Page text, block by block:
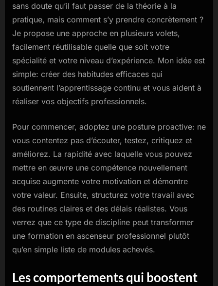
sans doute qu’il faut passer de la théorie à la
pratique, mais comment s’y prendre concrètement ?
Je propose une approche en plusieurs volets,
facilement réutilisable quelle que soit votre
spécialité et votre niveau d’expérience. Mon idée est
simple: créer des habitudes efficaces qui
soutiennent l’apprentissage continu et vous aident à
réaliser vos objectifs professionnels.
Pour commencer, adoptez une posture proactive: ne
vous contentez pas d’écouter, testez, critiquez et
améliorez. La rapidité avec laquelle vous pouvez
mettre en œuvre une compétence nouvellement
acquise augmente votre motivation et démontre
votre valeur. Ensuite, structurez votre travail avec
des routines claires et des délais réalistes. Vous
verrez que ce type de discipline peut transformer
une formation en ascenseur professionnel plutôt
qu’en simple liste de modules achevés.
Les comportements qui boostent